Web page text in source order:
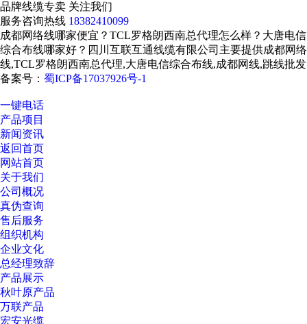
品牌线缆专卖 关注我们
服务咨询热线 18382410099
成都网络线哪家便宜？TCL罗格朗西南总代理怎么样？大唐电信
综合布线哪家好？四川互联互通线缆有限公司主要提供成都网络
线,TCL罗格朗西南总代理,大唐电信综合布线,成都网线,跳线批发
备案号： 蜀ICP备17037926号-1
一键电话
产品项目
新闻资讯
返回首页
网站首页
关于我们
公司概况
真伪查询
售后服务
组织机构
企业文化
总经理致辞
产品展示
秋叶原产品
万联产品
宏安光缆